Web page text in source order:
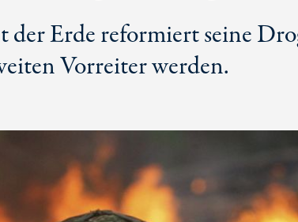
Erde reformiert seine
Vorreiter werden.